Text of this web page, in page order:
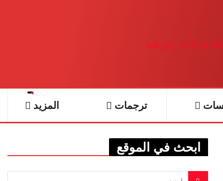
ترجمات المزيد
ابحث في الموقع